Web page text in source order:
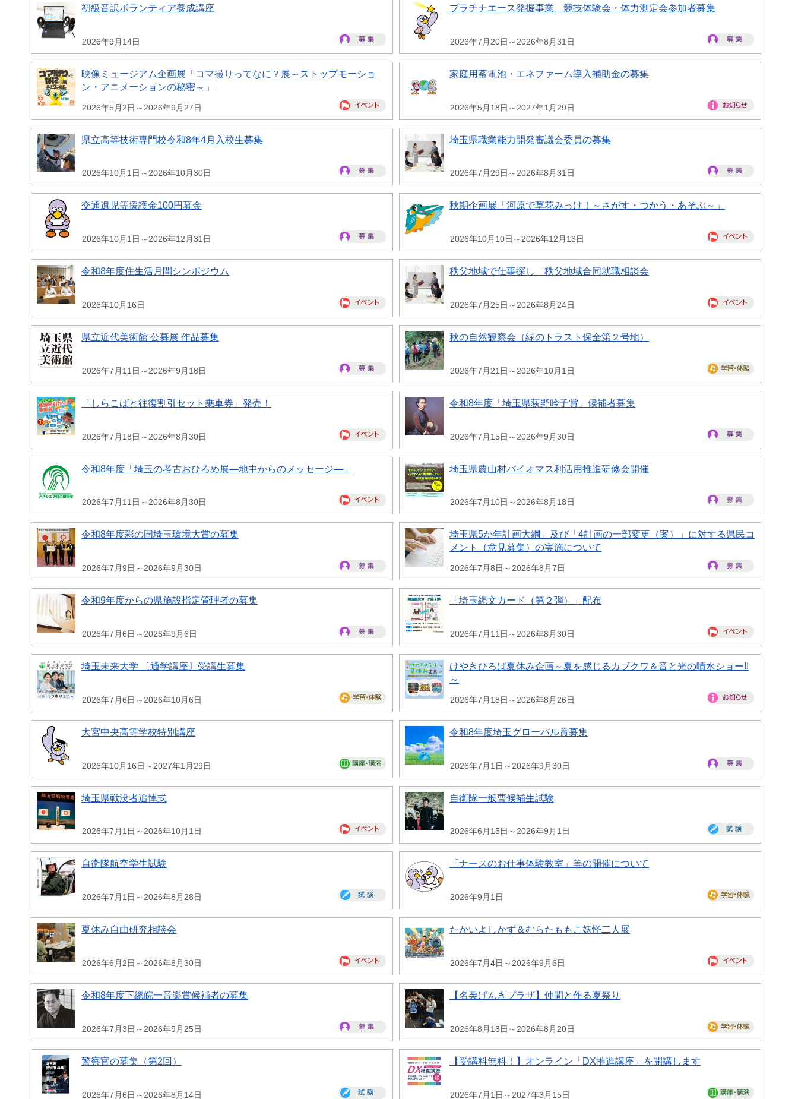
初級音訳ボランティア養成講座
2026年9月14日
プラチナエース発掘事業 競技体験会・体力測定会参加者募集
2026年7月20日～2026年8月31日
映像ミュージアム企画展「コマ撮りってなに？展～ストップモーショ
ン・アニメーションの秘密～」
2026年5月2日～2026年9月27日
家庭用蓄電池・エネファーム導入補助金の募集
2026年5月18日～2027年1月29日
県立高等技術専門校令和8年4月入校生募集
2026年10月1日～2026年10月30日
埼玉県職業能力開発審議会委員の募集
2026年7月29日～2026年8月31日
交通遺児等援護金100円募金
2026年10月1日～2026年12月31日
秋期企画展「河原で草花みっけ！～さがす・つかう・あそぶ～」
2026年10月10日～2026年12月13日
令和8年度住生活月間シンポジウム
2026年10月16日
秩父地域で仕事探し 秩父地域合同就職相談会
2026年7月25日～2026年8月24日
県立近代美術館 公募展 作品募集
2026年7月11日～2026年9月18日
秋の自然観察会（緑のトラスト保全第２号地）
2026年7月21日～2026年10月1日
「しらこばと往復割引セット乗車券」発売！
2026年7月18日～2026年8月30日
令和8年度「埼玉県荻野吟子賞」候補者募集
2026年7月15日～2026年9月30日
令和8年度「埼玉の考古おひろめ展―地中からのメッセージ―」
2026年7月11日～2026年8月30日
埼玉県農山村バイオマス利活用推進研修会開催
2026年7月10日～2026年8月18日
令和8年度彩の国埼玉環境大賞の募集
2026年7月9日～2026年9月30日
埼玉県5か年計画大綱」及び「4計画の一部変更（案）」に対する県民コ
メント（意見募集）の実施について
2026年7月8日～2026年8月7日
令和9年度からの県施設指定管理者の募集
2026年7月6日～2026年9月6日
「埼玉縄文カード（第２弾）」配布
2026年7月11日～2026年8月30日
埼玉未来大学 〔通学講座〕受講生募集
2026年7月6日～2026年10月6日
けやきひろば夏休み企画～夏を感じるカブクワ＆音と光の噴水ショー!!
～
2026年7月18日～2026年8月26日
大宮中央高等学校特別講座
2026年10月16日～2027年1月29日
令和8年度埼玉グローバル賞募集
2026年7月1日～2026年9月30日
埼玉県戦没者追悼式
2026年7月1日～2026年10月1日
自衛隊一般曹候補生試験
2026年6月15日～2026年9月1日
自衛隊航空学生試験
2026年7月1日～2026年8月28日
「ナースのお仕事体験教室」等の開催について
2026年9月1日
夏休み自由研究相談会
2026年6月2日～2026年8月30日
たかいよしかず＆むらたももこ妖怪二人展
2026年7月4日～2026年9月6日
令和8年度下總皖一音楽賞候補者の募集
2026年7月3日～2026年9月25日
【名栗げんきプラザ】仲間と作る夏祭り
2026年8月18日～2026年8月20日
警察官の募集（第2回）
2026年7月6日～2026年8月14日
【受講料無料！】オンライン「DX推進講座」を開講します
2026年7月1日～2027年3月15日